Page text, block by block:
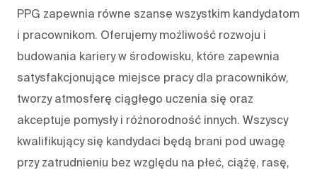
PPG zapewnia równe szanse wszystkim kandydatom
i pracownikom. Oferujemy możliwość rozwoju i
budowania kariery w środowisku, które zapewnia
satysfakcjonujące miejsce pracy dla pracowników,
tworzy atmosferę ciągłego uczenia się oraz
akceptuje pomysły i różnorodność innych. Wszyscy
kwalifikujący się kandydaci będą brani pod uwagę
przy zatrudnieniu bez względu na płeć, ciążę, rasę,